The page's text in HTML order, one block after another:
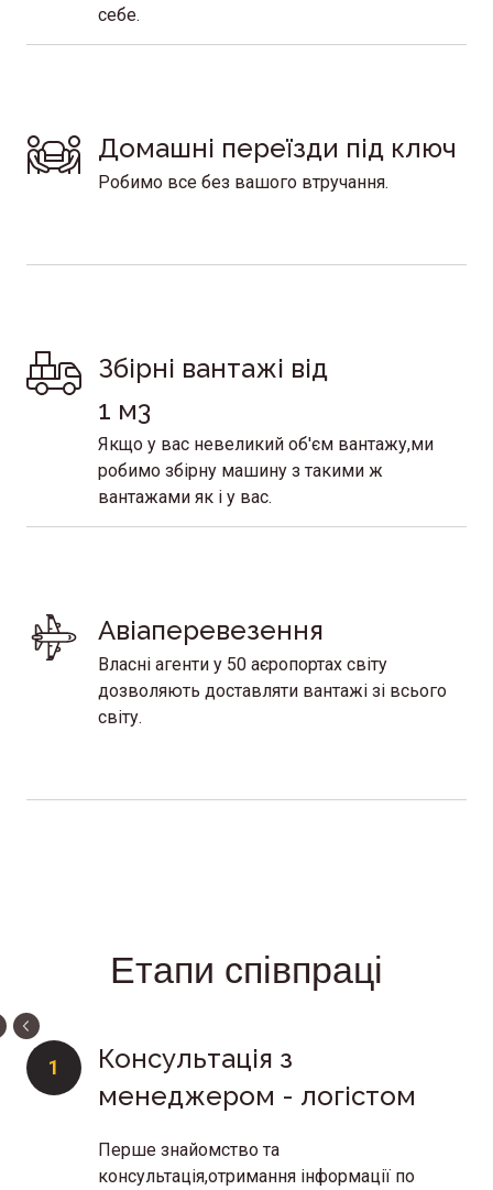
себе.
Домашні переїзди під ключ
Робимо все без вашого втручання.
Збірні вантажі від
1 м3
Якщо у вас невеликий об'єм вантажу,ми
робимо збірну машину з такими ж
вантажами як і у вас.
Авіаперевезення
Власні агенти у 50 аєропортах світу
дозволяють доставляти вантажі зі всього
світу.
Етапи співпраці
1
Консультація з
менеджером - логістом
Перше знайомство та
консультація,отримання інформації по